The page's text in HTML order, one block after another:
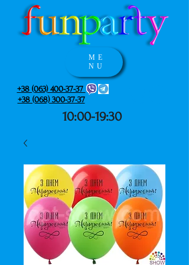
+38 (063) 400-37-37
+38 (068) 300-37-37
10:00-19:30
ME
NU